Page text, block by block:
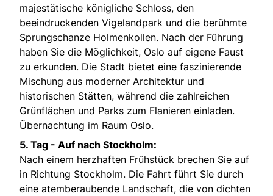
majestätische königliche Schloss, den
beeindruckenden Vigelandpark und die berühmte
Sprungschanze Holmenkollen. Nach der Führung
haben Sie die Möglichkeit, Oslo auf eigene Faust
zu erkunden. Die Stadt bietet eine faszinierende
Mischung aus moderner Architektur und
historischen Stätten, während die zahlreichen
Grünflächen und Parks zum Flanieren einladen.
Übernachtung im Raum Oslo.
5. Tag - Auf nach Stockholm:
Nach einem herzhaften Frühstück brechen Sie auf
in Richtung Stockholm. Die Fahrt führt Sie durch
eine atemberaubende Landschaft, die von dichten